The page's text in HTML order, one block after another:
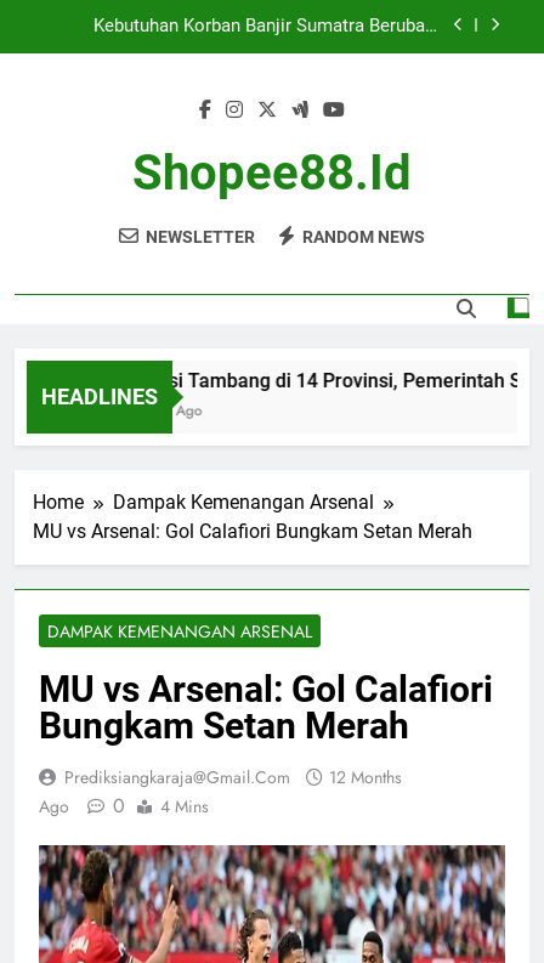
Cekcok Antar Pedagang Cilok di Jakbar Berujung
Beri Sanksi
Kebutuhan Korban Banjir Sumatra Berubah,
Bantuan Masih Dibutuhkan
Cekcok Antar Pedagang Cilok di Jakbar Berujung
Banjir Landa Jakarta, 23 Ruas Jalan dan 10 RT
Shopee88.id
NEWSLETTER RANDOM NEWS
HEADLINES
Evaluasi Tambang di 14 Provinsi, Pemerintah Siap
7 Months Ago
Home
Dampak Kemenangan Arsenal
MU vs Arsenal: Gol Calafiori Bungkam Setan Merah
DAMPAK KEMENANGAN ARSENAL
MU vs Arsenal: Gol Calafiori
Bungkam Setan Merah
Prediksiangkaraja@gmail.com
12 Months
Ago
0 4 Mins